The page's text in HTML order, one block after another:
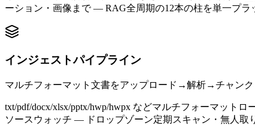
ーション・画像まで — RAG全周期の12本の柱を単一プラ
インジェストパイプライン
マルチフォーマット文書をアップロード→解析→チャン
txt/pdf/docx/xlsx/pptx/hwp/hwpx などマルチフォーマットロ
ソースウォッチ — ドロップゾーン定期スキャン・無人取